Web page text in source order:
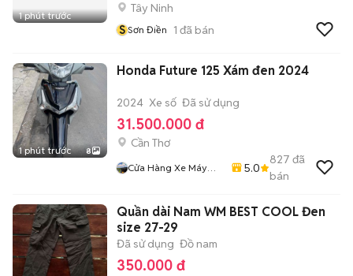
1 phút trước
Tây Ninh
S Sơn Điền 1 đã bán
1 phút trước 8
Honda Future 125 Xám đen 2024
2024 Xe số Đã sử dụng
31.500.000 đ
Cần Thơ
Cửa Hàng Xe Máy
5.0
827 đã
bán
Quần dài Nam WM BEST COOL Đen
size 27-29
Đã sử dụng Đồ nam
350.000 đ